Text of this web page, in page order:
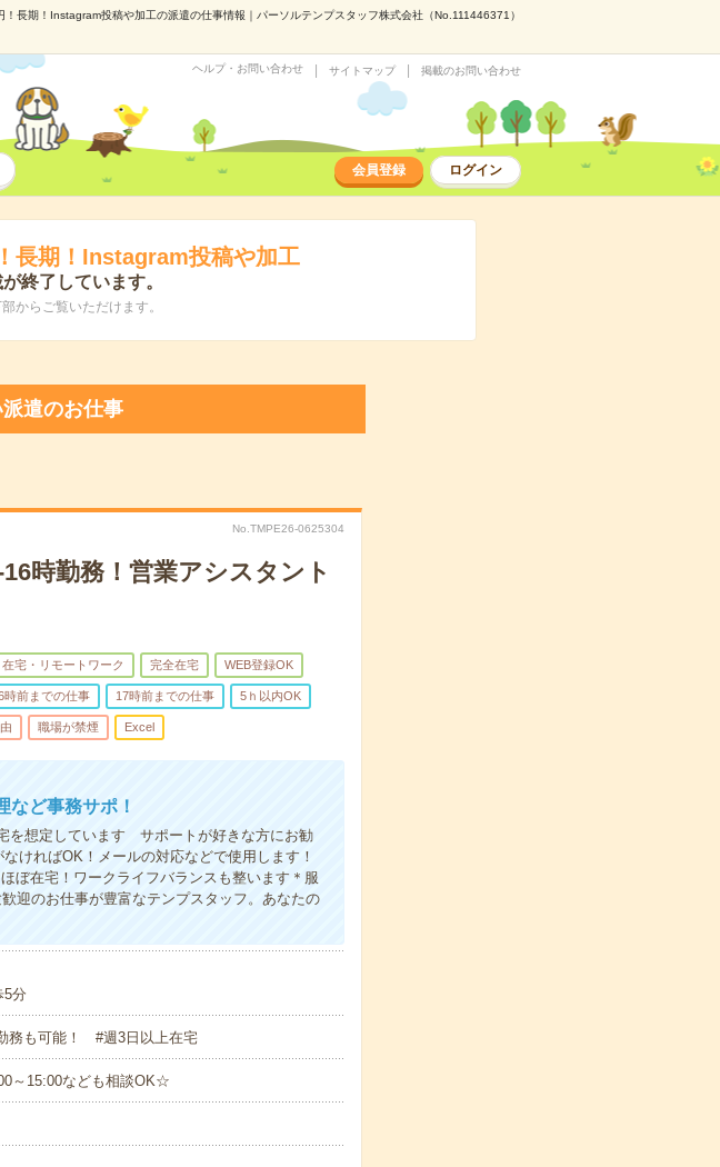
！長期！Instagram投稿や加工の派遣の仕事情報｜パーソルテンプスタッフ株式会社（No.111446371）
ヘルプ・お問い合わせ サイトマップ 掲載のお問い合わせ
会員登録 ログイン
長期！Instagram投稿や加工
終了しています。
からご覧いただけます。
遣のお仕事
No.TMPE26-0625304
時勤務！営業アシスタント
在宅・リモートワーク 完全在宅 WEB登録OK
時前までの仕事 17時前までの仕事 5ｈ以内OK
職場が禁煙 Excel
など事務サポ！
を想定しています サポートが好きな方にお勧
ければOK！メールの対応などで使用します！
ぼ在宅！ワークライフバランスも整います＊服
迎のお仕事が豊富なテンプスタッフ。あなたの
5分
務も可能！ #週3日以上在宅
～15:00なども相談OK☆